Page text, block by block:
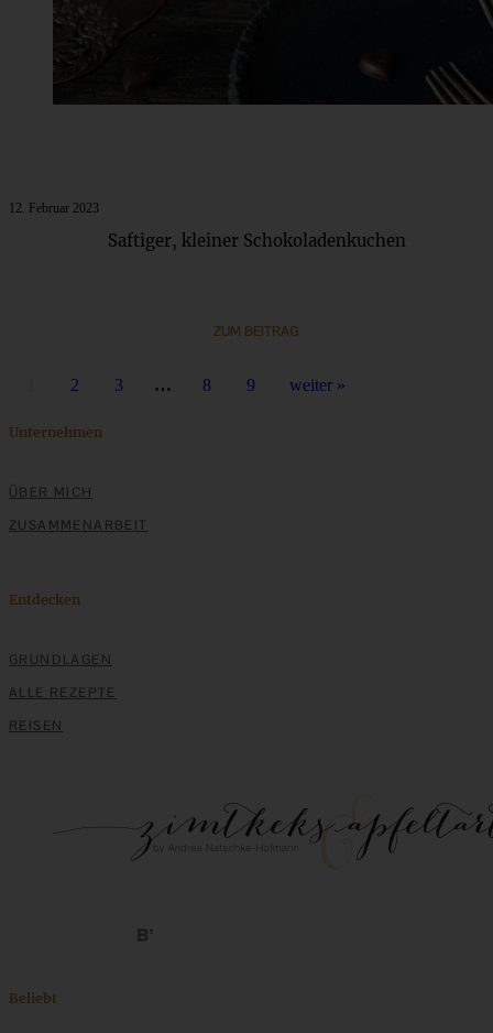
12. Februar 2023
ZUM BEITRAG
Saftiger, kleiner Schokoladenkuchen
2 3 … 8 9 weiter »
Unternehmen
ÜBER MICH
ZUSAMMENARBEIT
Entdecken
GRUNDLAGEN
ALLE REZEPTE
REISEN
Beliebt